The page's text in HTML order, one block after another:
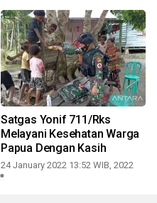
Satgas Yonif 711/Rks
Melayani Kesehatan Warga
Papua Dengan Kasih
24 January 2022 13:52 WIB, 2022